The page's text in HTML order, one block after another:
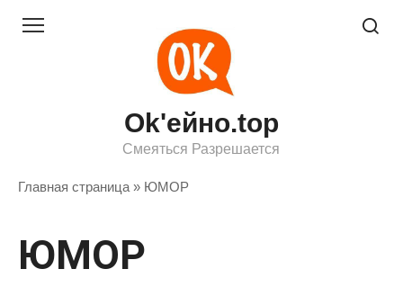
Ok'ейно.top
Смеяться Разрешается
Главная страница » ЮМОР
ЮМОР